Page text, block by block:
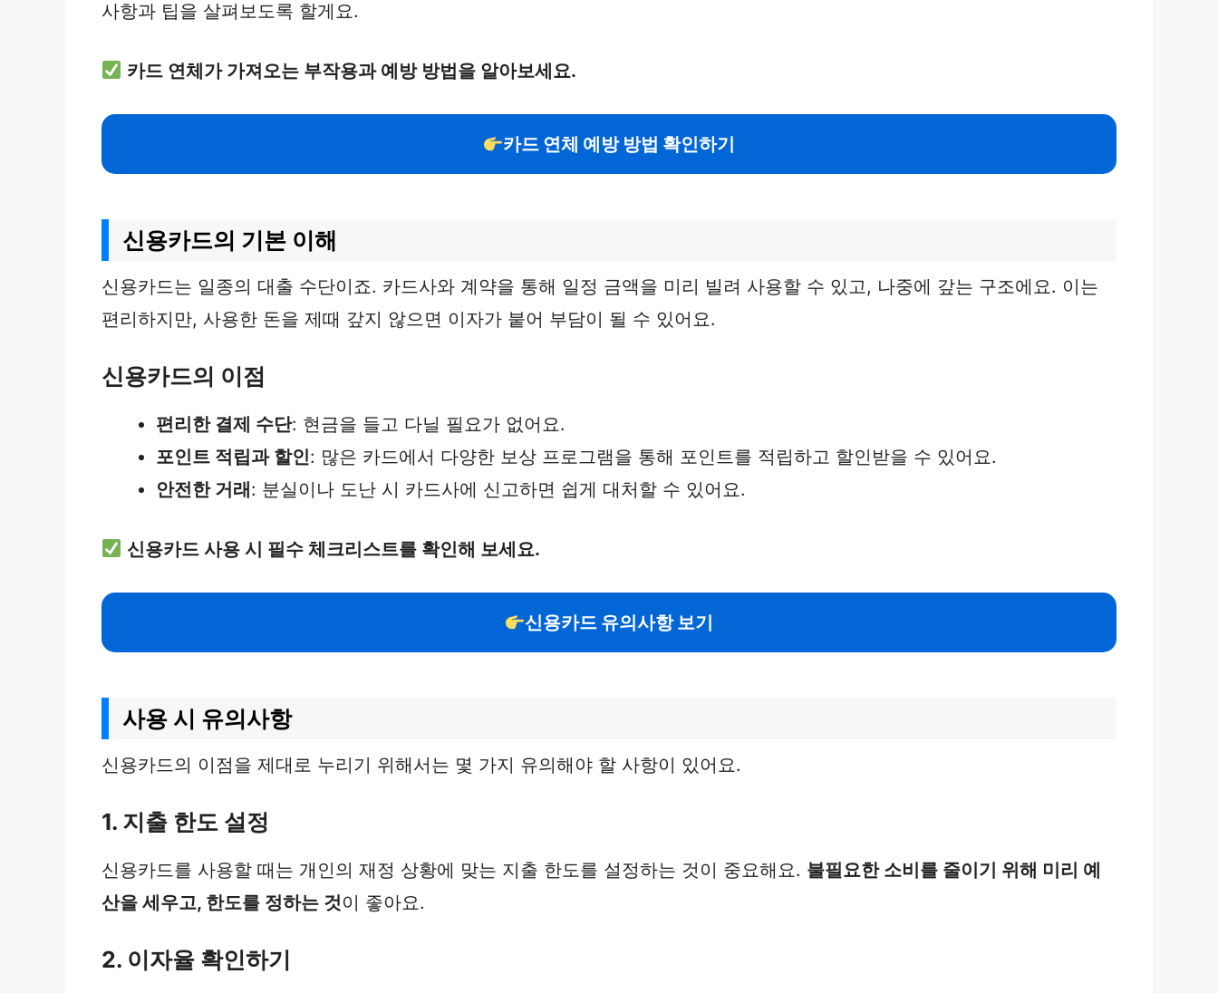
사항과 팁을 살펴보도록 할게요.
카드 연체가 가져오는 부작용과 예방 방법을 알아보세요.
카드 연체 예방 방법 확인하기
신용카드의 기본 이해
신용카드는 일종의 대출 수단이죠. 카드사와 계약을 통해 일정 금액을 미리 빌려 사용할 수 있고, 나중에 갚는 구조에요. 이는
편리하지만, 사용한 돈을 제때 갚지 않으면 이자가 붙어 부담이 될 수 있어요.
신용카드의 이점
편리한 결제 수단: 현금을 들고 다닐 필요가 없어요.
포인트 적립과 할인: 많은 카드에서 다양한 보상 프로그램을 통해 포인트를 적립하고 할인받을 수 있어요.
안전한 거래: 분실이나 도난 시 카드사에 신고하면 쉽게 대처할 수 있어요.
신용카드 사용 시 필수 체크리스트를 확인해 보세요.
신용카드 유의사항 보기
사용 시 유의사항
신용카드의 이점을 제대로 누리기 위해서는 몇 가지 유의해야 할 사항이 있어요.
1. 지출 한도 설정
신용카드를 사용할 때는 개인의 재정 상황에 맞는 지출 한도를 설정하는 것이 중요해요. 불필요한 소비를 줄이기 위해 미리 예
산을 세우고, 한도를 정하는 것이 좋아요.
2. 이자율 확인하기